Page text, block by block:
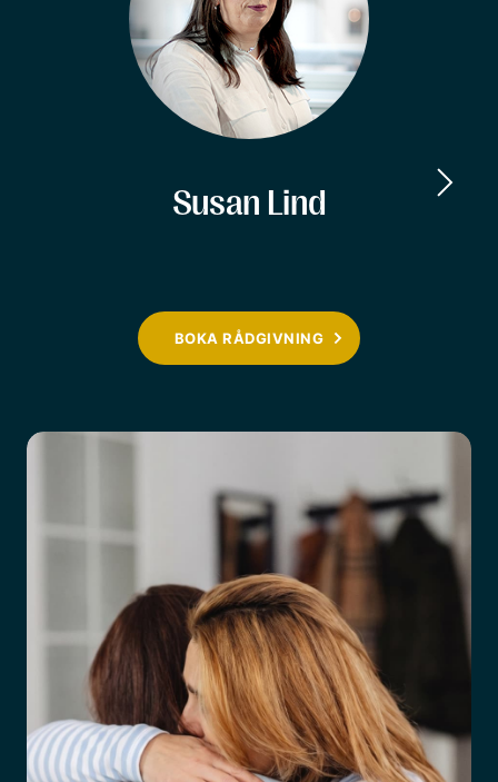
Susan Lind
BOKA RÅDGIVNING